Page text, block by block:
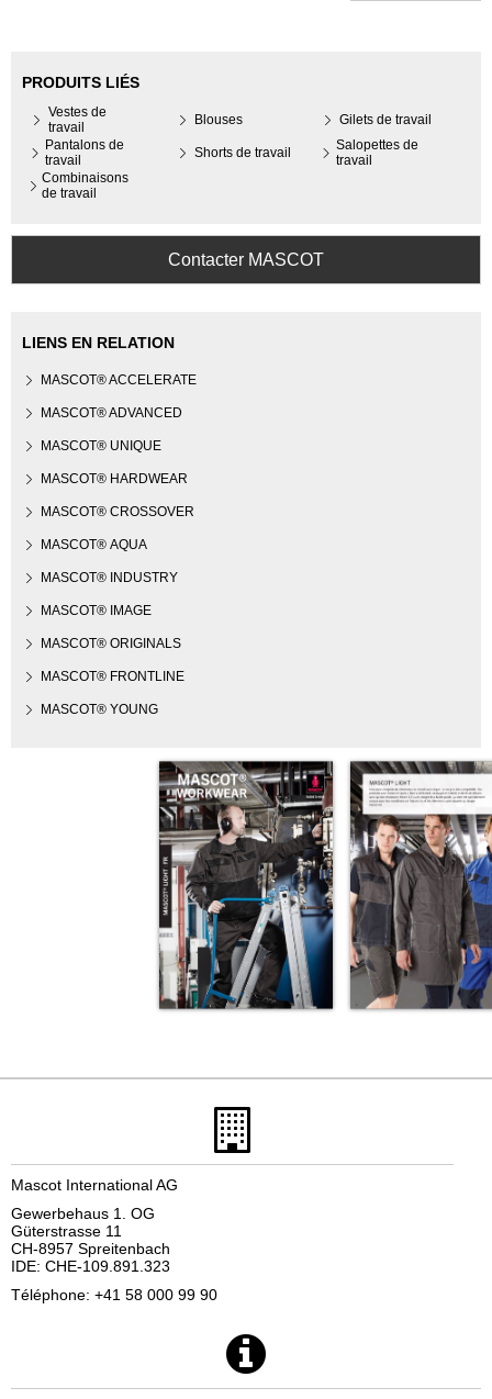
PRODUITS LIÉS
Vestes de
travail
Blouses
Gilets de travail
Pantalons de
travail
Shorts de travail
Salopettes de
travail
Combinaisons
de travail
Contacter MASCOT
LIENS EN RELATION
MASCOT® ACCELERATE
MASCOT® ADVANCED
MASCOT® UNIQUE
MASCOT® HARDWEAR
MASCOT® CROSSOVER
MASCOT® AQUA
MASCOT® INDUSTRY
MASCOT® IMAGE
MASCOT® ORIGINALS
MASCOT® FRONTLINE
MASCOT® YOUNG
Mascot International AG
Gewerbehaus 1. OG
Güterstrasse 11
CH-8957 Spreitenbach
IDE: CHE-109.891.323
Téléphone: +41 58 000 99 90